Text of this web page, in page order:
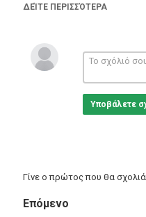
Ηρώ Μπέζου, Κατερίνα
Ιωάννα Κρυωνά
Κατηγορίες
ΔΕΊΤΕ ΠΕΡΙΣΣΌΤΕΡΑ
Υποβάλετε
Γίνε ο πρώτος που θα
Επόμενο